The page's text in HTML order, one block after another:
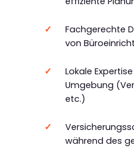
Fachgerechte
von
Lokale
Umgebung
etc.)
während des